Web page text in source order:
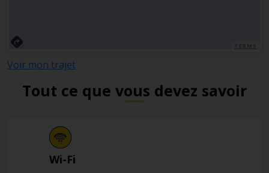
Voir mon trajet
Tout ce que vous devez savoir
Wi-Fi